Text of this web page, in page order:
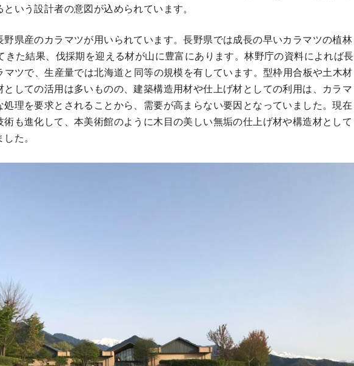
いう設計者の意図が込められています。
県産のカラマツが用いられています。長野県では成長の早いカラマツの植林
きた結果、伐採期を迎える材が山に豊富にあります。林野庁の資料によれば長
ツで、生産量では北海道と同等の規模を有しています。型枠用合板や土木材
しての活用は多いものの、建築構造用材や仕上げ材としての利用は、カラマ
理を要求とされることから、需要が高まらない要因となっていました。現在
も進化して、本美術館のように木目の美しい無垢の仕上げ材や構造材として
た。